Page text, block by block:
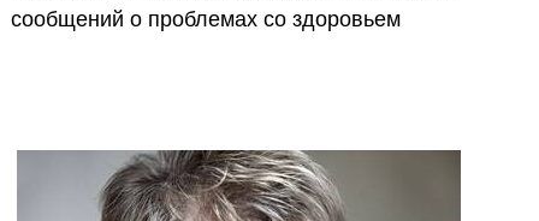
сообщений о проблемах со здоровьем